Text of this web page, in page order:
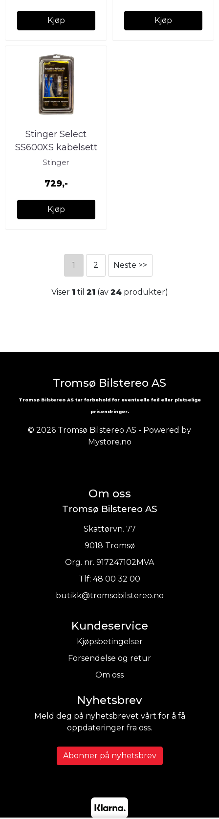
Kjøp Kjøp
Stinger Select
SS600XS kabelsett
OFC Signal- og
Stinger
729,-
Kjøp
1 2 Neste >>
Viser 1 til 21 (av 24produkter)
Tromsø Bilstereo AS
Tromsø Bilstereo AS tar forbehold for eventuelle feil eller plutselige
prisendringer.
© 2026 Tromsø Bilstereo AS - Powered by
Mystore.no
Om oss
Tromsø Bilstereo AS
Skattørvn. 77
9018 Tromsø
Org. nr. 917247102MVA
Tlf: 48 00 32 00
butikk@tromsobilstereo.no
Kundeservice
Kjøpsbetingelser
Forsendelse og retur
Om oss
Nyhetsbrev
Meld deg på nyhetsbrevet vårt for å få
oppdateringer fra oss.
Abonner på nyhetsbrev